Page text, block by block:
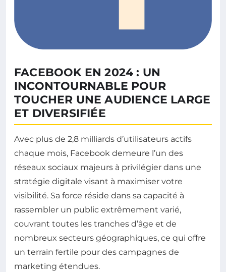
FACEBOOK EN 2024 : UN
INCONTOURNABLE POUR
TOUCHER UNE AUDIENCE LARGE
ET DIVERSIFIÉE
Avec plus de 2,8 milliards d’utilisateurs actifs
chaque mois, Facebook demeure l’un des
réseaux sociaux majeurs à privilégier dans une
stratégie digitale visant à maximiser votre
visibilité. Sa force réside dans sa capacité à
rassembler un public extrêmement varié,
couvrant toutes les tranches d’âge et de
nombreux secteurs géographiques, ce qui offre
un terrain fertile pour des campagnes de
marketing étendues.